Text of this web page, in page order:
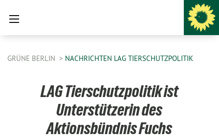
GRÜNE BERLIN NACHRICHTEN LAG TIERSCHUTZPOLITIK
LAG Tierschutzpolitik ist
Unterstützerin des
Aktionsbündnis Fuchs